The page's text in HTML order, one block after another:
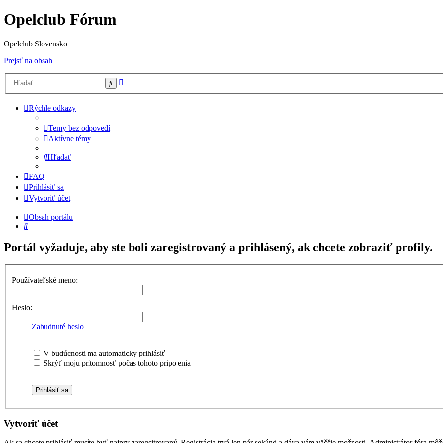
Opelclub Fórum
Opelclub Slovensko
Prejsť na obsah
Hľadať
Rýchle odkazy
Temy bez odpovedí
Aktívne témy
Hľadať
FAQ
Prihlásiť sa
Vytvoriť účet
Obsah portálu
Hľadať
Portál vyžaduje, aby ste boli zaregistrovaný a prihlásený, ak chcete zobraziť profily.
Používateľské meno:
Heslo:
Zabudnuté heslo
V budúcnosti ma automaticky prihlásiť
Skrýť moju prítomnosť počas tohoto pripojenia
Vytvoriť účet